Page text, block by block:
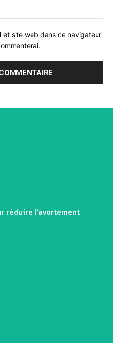
et site web dans ce navigateur
réduire l’avortement